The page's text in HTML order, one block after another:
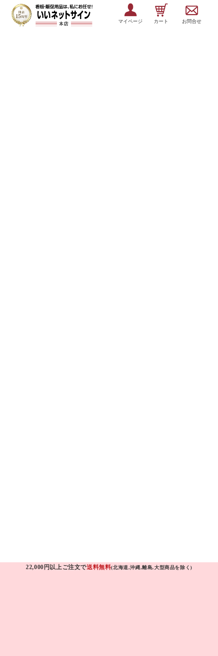
マイページ カート お問合せ
22,000円以上ご注文で送料無料(北海道,沖縄,離島,大型商品を除く)